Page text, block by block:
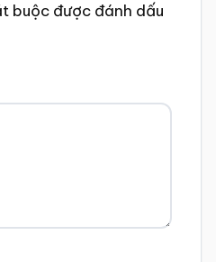
buộc được đánh dấu